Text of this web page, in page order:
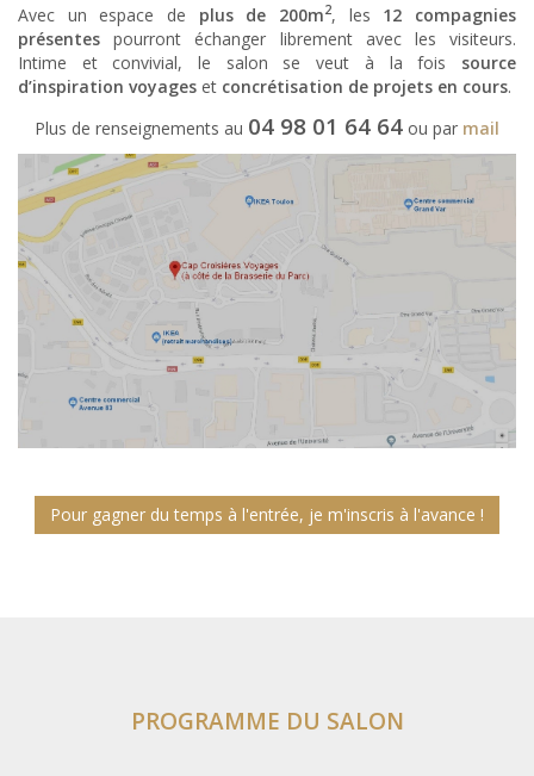
Avec un espace de plus de 200m2, les 12 compagnies
présentes pourront échanger librement avec les visiteurs.
Intime et convivial, le salon se veut à la fois source
d’inspiration voyages et concrétisation de projets en cours.
Plus de renseignements au 04 98 01 64 64 ou par mail
Pour gagner du temps à l'entrée, je m'inscris à l'avance !
PROGRAMME DU SALON